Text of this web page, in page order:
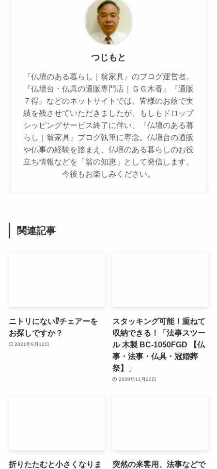
つじもと
『仏壇のある暮らし｜翁家具』のブログ運営者。
『仏壇台・仏具の通販専門店｜ＧＧ木香』『通販
７得』などのネットサイトでは、皆様のお蔭で実
績を残させていただきましたが、もしもドロップ
シッピングサービス終了に伴い、『仏壇のある暮
らし｜翁家具』ブログ執筆に専念。仏壇台の通販
や仏事の経験を踏まえ、仏壇のある暮らしのお役
立ち情報などを「翁の知恵」として発信します。
今後もお楽しみください。
関連記事
ニトリにない⁉チェアーを
お探しですか？
2021年9月12日
スタッキング可能！重ねて
収納できる！「法事スツー
ル 木製 BC-1050FGD 【仏
事・法事・仏具・冠婚葬
祭】」
2020年11月22日
折りたたむと小さくなりま
突然の来客用、法事などで